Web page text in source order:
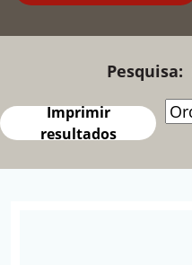
Pesquisa:
Imprimir
resultados